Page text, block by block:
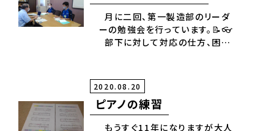
ロナ禍で生活が色々変わってきて
います。
月に二回、第一製造部のリーダ
ーの勉強会を行っています。📝👓
部下に対して対応の仕方、困っ
います。☺️‼️ 確かに今年度目標
である、社員教育に多く時間がと
れて充実している気がします。🐱
2020.08.20
ピアノの練習